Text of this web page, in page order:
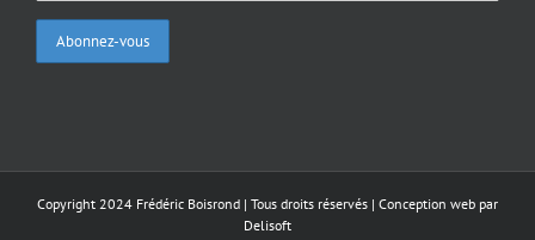
Copyright 2024 Frédéric Boisrond | Tous droits réservés | Conception web par
Delisoft